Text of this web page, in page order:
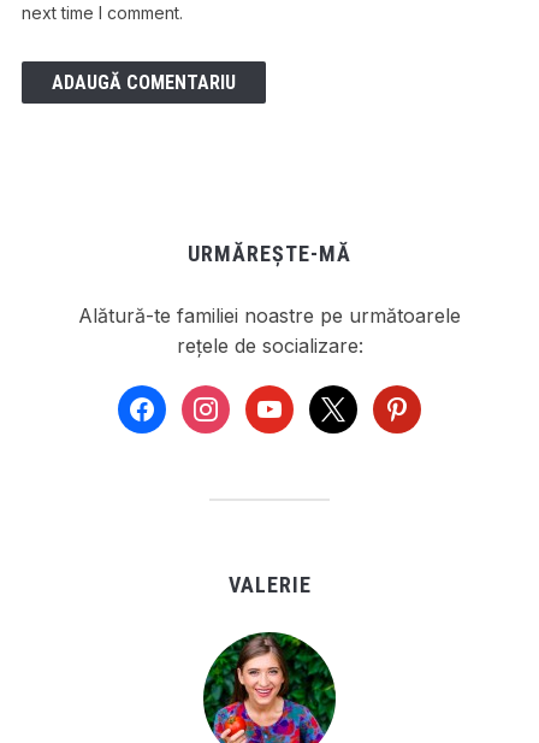
next time I comment.
URMĂREȘTE-MĂ
Alătură-te familiei noastre pe următoarele
rețele de socializare:
facebookinstagramyoutube
x pinterest
VALERIE